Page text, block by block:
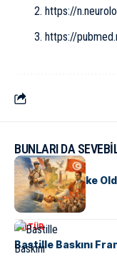
https://
https://
BUNLARI DA
KÜLTÜR
Tunus Nasıl Ülke
KÜLTÜR
Bastille Baskını